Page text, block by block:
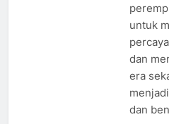
untuk
dan
era
dan